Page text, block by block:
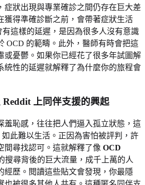
症狀出現與專業確診之間仍存在巨大差
獲得準確診斷之前，會帶著症狀生活
有這樣的延遲，是因為很多人沒有意識
OCD 的範疇。此外，醫師有時會把這
或憂鬱。如果你已經花了很多年試圖解
統性的延遲就解釋了為什麼你的旅程會
上同伴支援的興起
羞恥感，往往把人們逼入孤立狀態，這
此難以生活。正因為害怕被評判，許
間尋找認可。這就解釋了像 OCD
搜尋背後的巨大流量，成千上萬的人
經歷。閱讀這些貼文會發現，你最隱